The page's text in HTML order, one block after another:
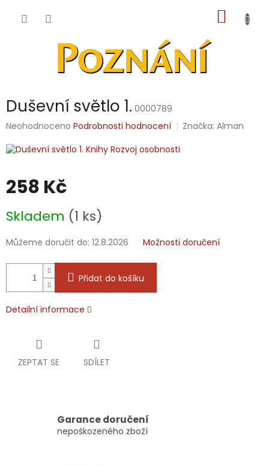
KOŠÍK
Duševní světlo 1. 0000789
Průměrné
produktu
z
5
Neohodnoceno Podrobnosti hodnocení Značka:Alman
258 Kč
cena:
Skladem (1 ks)
Můžeme doručit do: 12.8.2026 Možnosti doručení
Přidat do košíku
Detailní informace
ZEPTAT SE SDÍLET
Garance doručení
nepoškozeného zboží